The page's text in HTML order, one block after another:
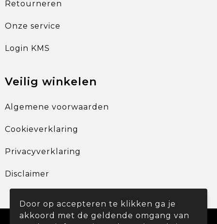
Retourneren
Onze service
Login KMS
Veilig winkelen
Algemene voorwaarden
Cookieverklaring
Privacyverklaring
Disclaimer
Door op accepteren te klikken ga je
akkoord met de geldende omgang van